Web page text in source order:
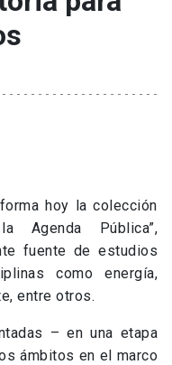
hoy la colección
Pública”,
fuente de estudios
como energía,
entre otros.
– en una etapa
ámbitos en el marco